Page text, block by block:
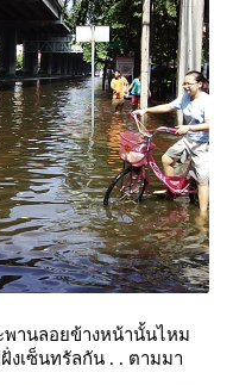
พานลอยข้างหน้านั้นไหม
งเซ็นทรัลกัน . . ตามมา